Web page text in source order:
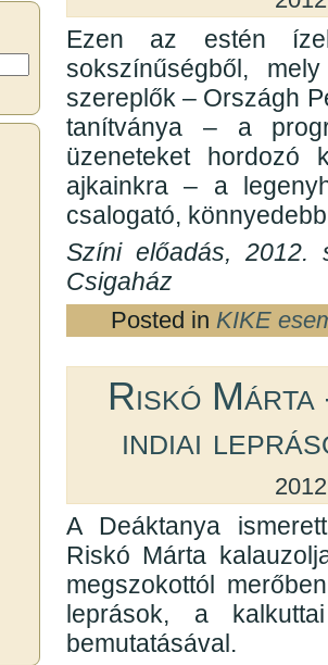
Ezen az estén
sokszínűségből,
szereplők – Országh
tanítványa – a
üzeneteket hordozó
ajkainkra – a
csalogató,
Színi előadás, 2012.
Csigaház
Posted in KIKE
Riskó
indiai
A Deáktanya
Riskó Márta
megszokottól
leprások, a
bemutatásával.